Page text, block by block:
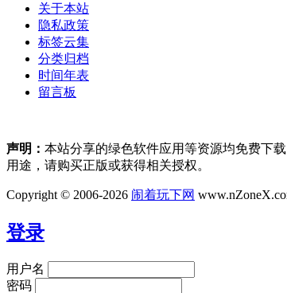
关于本站
隐私政策
标签云集
分类归档
时间年表
留言板
声明： 本站分享的绿色软件应用等资源均免费下
用途，请购买正版或获得相关授权。
Copyright © 2006-2026 闹着玩下网
登录
用户名
密码